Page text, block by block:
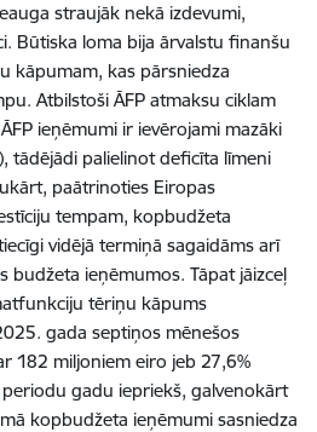
straujāk nekā izdevumi,
Būtiska loma bija ārvalstu finanšu
kāpumam, kas pārsniedza
Atbilstoši ĀFP atmaksu ciklam
ieņēmumi ir ievērojami mazāki
tādējādi palielinot deficīta līmeni
paātrinoties Eiropas
tempam, kopbudžeta
vidējā termiņā sagaidāms arī
budžeta ieņēmumos. Tāpat jāizceļ
tēriņu kāpums
gada septiņos mēnešos
182 miljoniem eiro jeb 27,6%
gadu iepriekš, galvenokārt
kopbudžeta ieņēmumi sasniedza